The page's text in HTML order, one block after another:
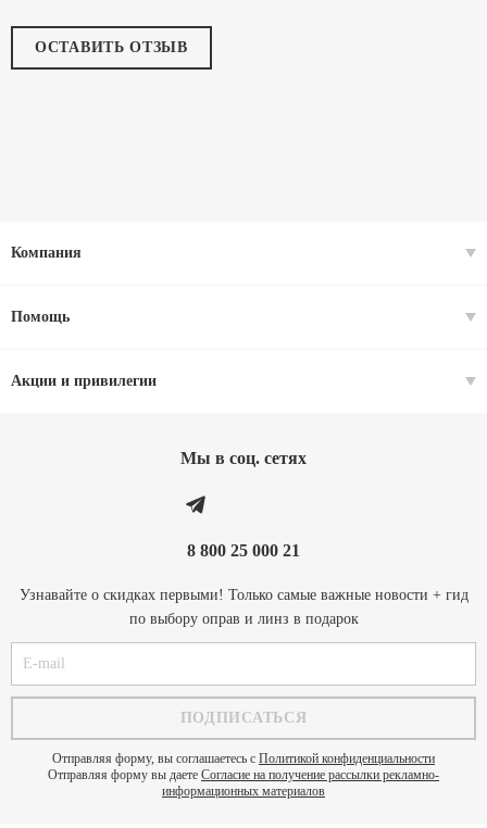
ОСТАВИТЬ ОТЗЫВ
Компания
Помощь
Акции и привилегии
Мы в соц. cетях
8 800 25 000 21
Узнавайте о скидках первыми! Только самые важные новости + гид
по выбору оправ и линз в подарок
Отправляя форму, вы соглашаетесь с Политикой конфиденциальности
Отправляя форму вы даете Согласие на получение рассылки рекламно-
информационных материалов